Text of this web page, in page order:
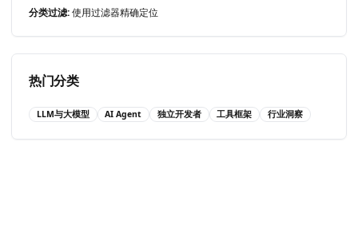
分类过滤:使用过滤器精确定位
热门分类
LLM与大模型 AI Agent 独立开发者 工具框架 行业洞察